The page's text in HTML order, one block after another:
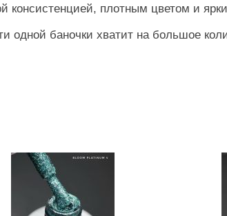
консистенцией, плотным цветом и
одной баночки хватит на большое